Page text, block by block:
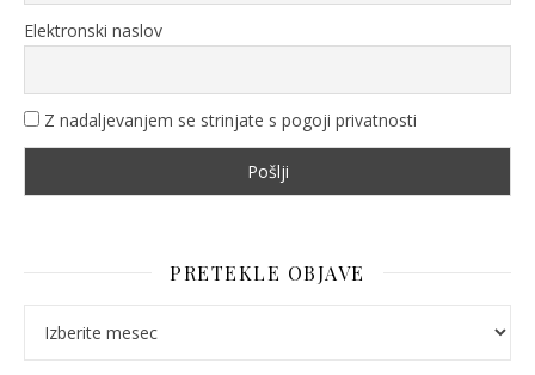
Elektronski naslov
Z nadaljevanjem se strinjate s pogoji privatnosti
PRETEKLE OBJAVE